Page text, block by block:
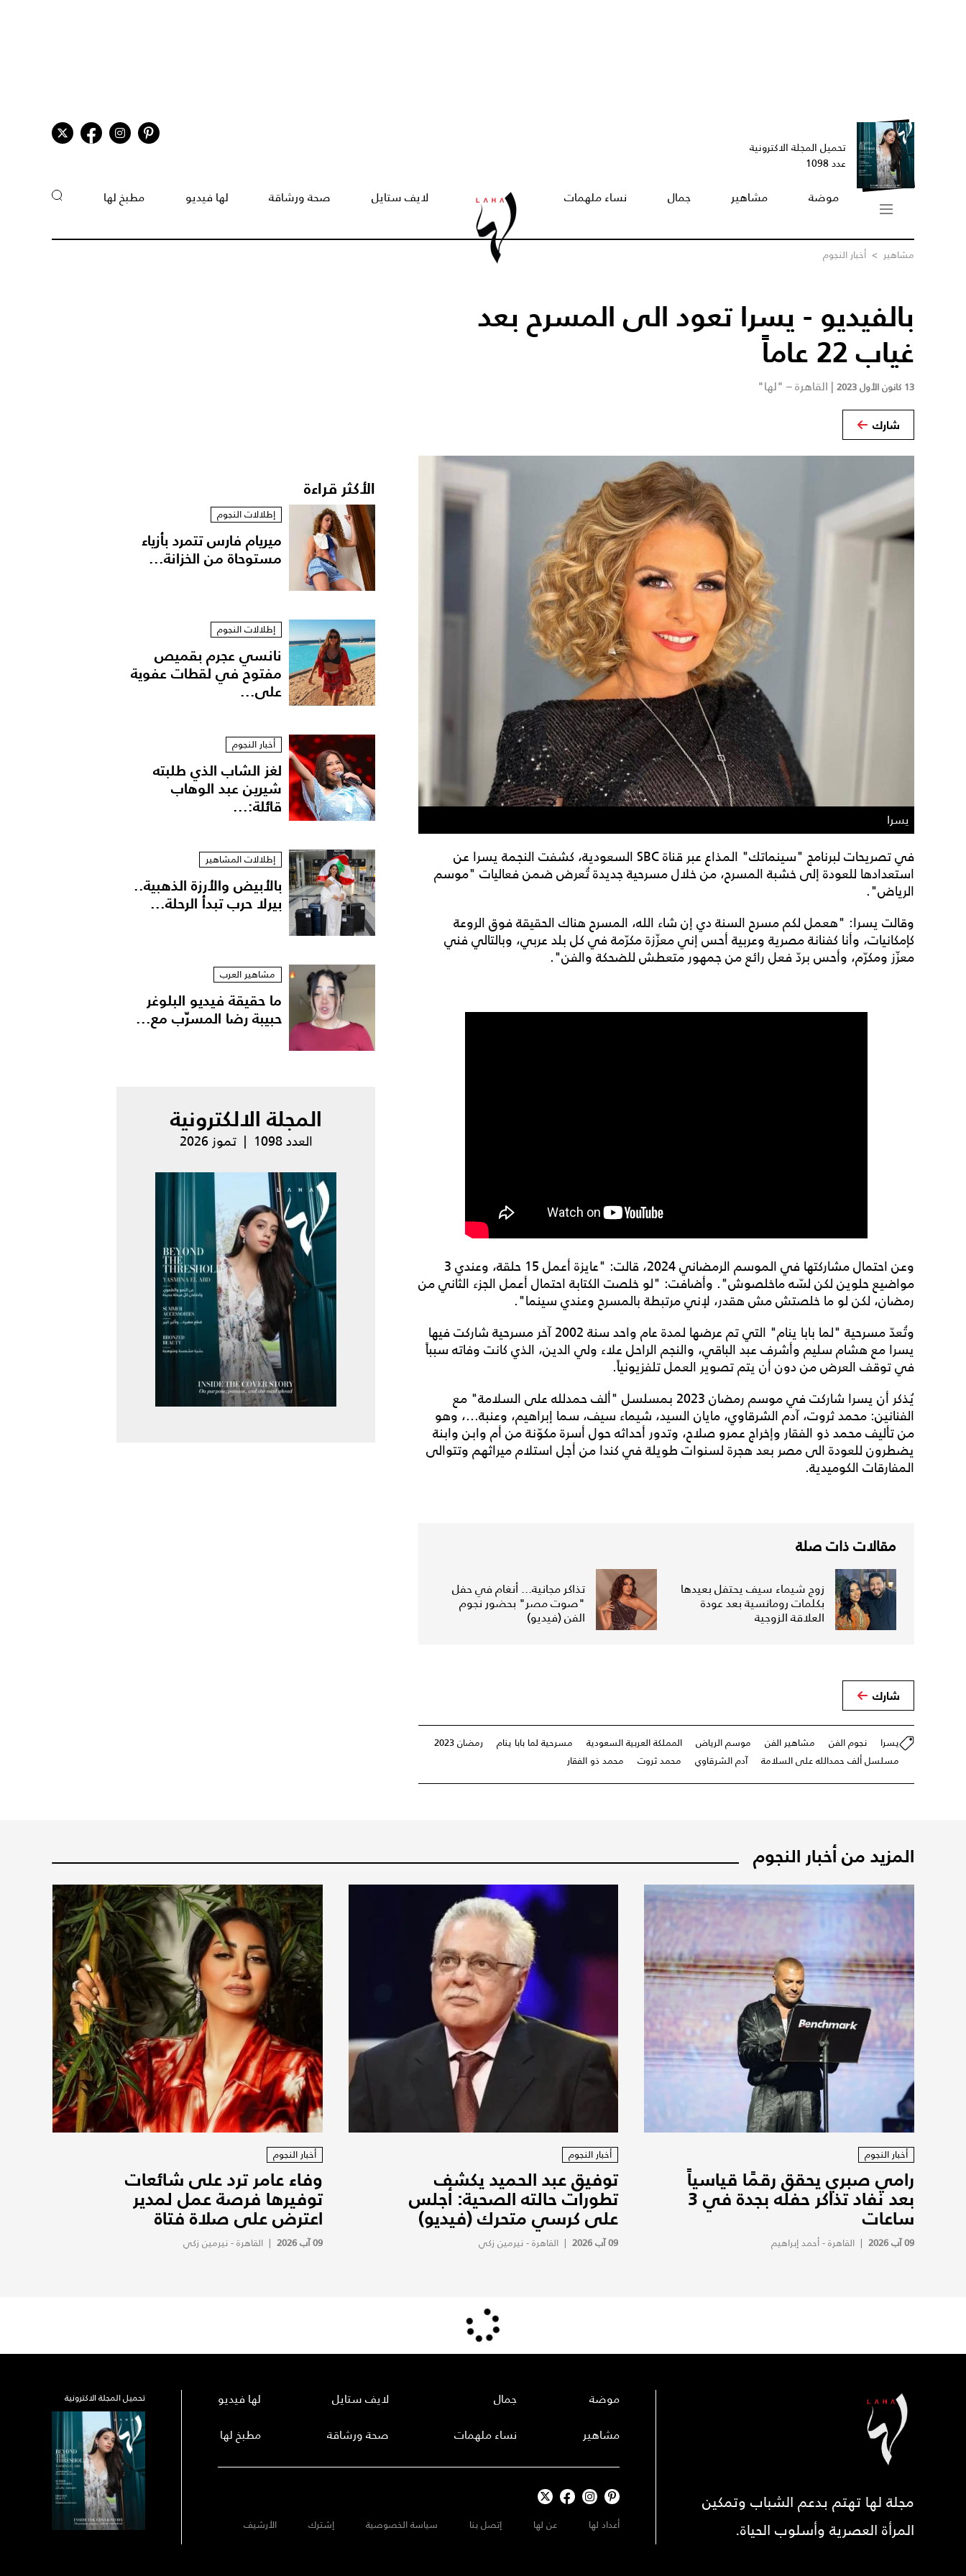
تحميل المجلة الاكترونية
عدد 1098
موضة مشاهير جمال نساء ملهمات لايف ستايل صحة ورشاقة لها فيديو مطبخ لها
مشاهير > أخبار النجوم
بالفيديو - يسرا تعود الى المسرح بعد
غياب 22 عاماً
13 كانون الأول 2023 | القاهرة – "لها"
شارك
يسرا
في تصريحات لبرنامج "سينماتك" المذاع عبر قناة SBC السعودية، كشفت النجمة يسرا عن
استعدادها للعودة إلى خشبة المسرح، من خلال مسرحية جديدة تُعرض ضمن فعاليات "موسم
الرياض".
وقالت يسرا: "هعمل لكم مسرح السنة دي إن شاء الله، المسرح هناك الحقيقة فوق الروعة
كإمكانيات، وأنا كفنانة مصرية وعربية أحس إني معزّزة مكرّمة في كل بلد عربي، وبالتالي فني
معزّز ومكرّم، وأحس بردّ فعل رائع من جمهور متعطش للضحكة والفن".
وعن احتمال مشاركتها في الموسم الرمضاني 2024، قالت: "عايزة أعمل 15 حلقة، وعندي 3
مواضيع حلوين لكن لسّه ماخلصوش". وأضافت: "لو خلصت الكتابة احتمال أعمل الجزء الثاني من
رمضان، لكن لو ما خلصتش مش هقدر، لإني مرتبطة بالمسرح وعندي سينما".
وتُعدّ مسرحية "لما بابا ينام" التي تم عرضها لمدة عام واحد سنة 2002 آخر مسرحية شاركت فيها
يسرا مع هشام سليم وأشرف عبد الباقي، والنجم الراحل علاء ولي الدين، الذي كانت وفاته سبباً
في توقف العرض من دون أن يتم تصوير العمل تلفزيونياً.
يُذكر أن يسرا شاركت في موسم رمضان 2023 بمسلسل "ألف حمدلله على السلامة" مع
الفنانين: محمد ثروت، آدم الشرقاوي، مايان السيد، شيماء سيف، سما إبراهيم، وعنبة...، وهو
من تأليف محمد ذو الفقار وإخراج عمرو صلاح، وتدور أحداثه حول أسرة مكوّنة من أم وابن وابنة
يضطرون للعودة الى مصر بعد هجرة لسنوات طويلة في كندا من أجل استلام ميراثهم وتتوالى
المفارقات الكوميدية.
مقالات ذات صلة
زوج شيماء سيف يحتفل بعيدها
بكلمات رومانسية بعد عودة
العلاقة الزوجية
تذاكر مجانية... أنغام في حفل
"صوت مصر" بحضور نجوم
الفن (فيديو)
شارك
يسرا نجوم الفن مشاهير الفن موسم الرياض المملكة العربية السعودية مسرحية لما بابا ينام
رمضان 2023
مسلسل ألف حمدالله على السلامة
آدم الشرقاوي محمد ثروت محمد ذو الفقار
الأكثر قراءة
إطلالات النجوم
ميريام فارس تتمرد بأزياء
مستوحاة من الخزانة...
إطلالات النجوم
نانسي عجرم بقميص
مفتوح في لقطات عفوية
على...
أخبار النجوم
لغز الشاب الذي طلبته
شيرين عبد الوهاب
قائلة:...
إطلالات المشاهير
بالأبيض والأرزة الذهبية..
بيرلا حرب تبدأ الرحلة...
مشاهير العرب
ما حقيقة فيديو البلوغر
حبيبة رضا المسرّب مع...
المجلة الالكترونية
العدد 1098 | تموز 2026
المزيد من أخبار النجوم
أخبار النجوم
رامي صبري يحقق رقمًا قياسياً
بعد نفاد تذاكر حفله بجدة في 3
ساعات
09 آب 2026 | القاهرة - أحمد إبراهيم
أخبار النجوم
توفيق عبد الحميد يكشف
تطورات حالته الصحية: أجلس
على كرسي متحرك (فيديو)
09 آب 2026 | القاهرة - نيرمين زكي
أخبار النجوم
وفاء عامر ترد على شائعات
توفيرها فرصة عمل لمدير
اعترض على صلاة فتاة
09 آب 2026 |القاهرة - نيرمين زكي
مجلة لها تهتم بدعم الشباب وتمكين
المرأة العصرية وأسلوب الحياة.
موضة
مشاهير
جمال
نساء ملهمات
لايف ستايل
صحة ورشاقة
لها فيديو
مطبخ لها
أعداد لها عن لها إتصل بنا سياسة الخصوصية إشترك الأرشيف
تحميل المجلة الاكترونية